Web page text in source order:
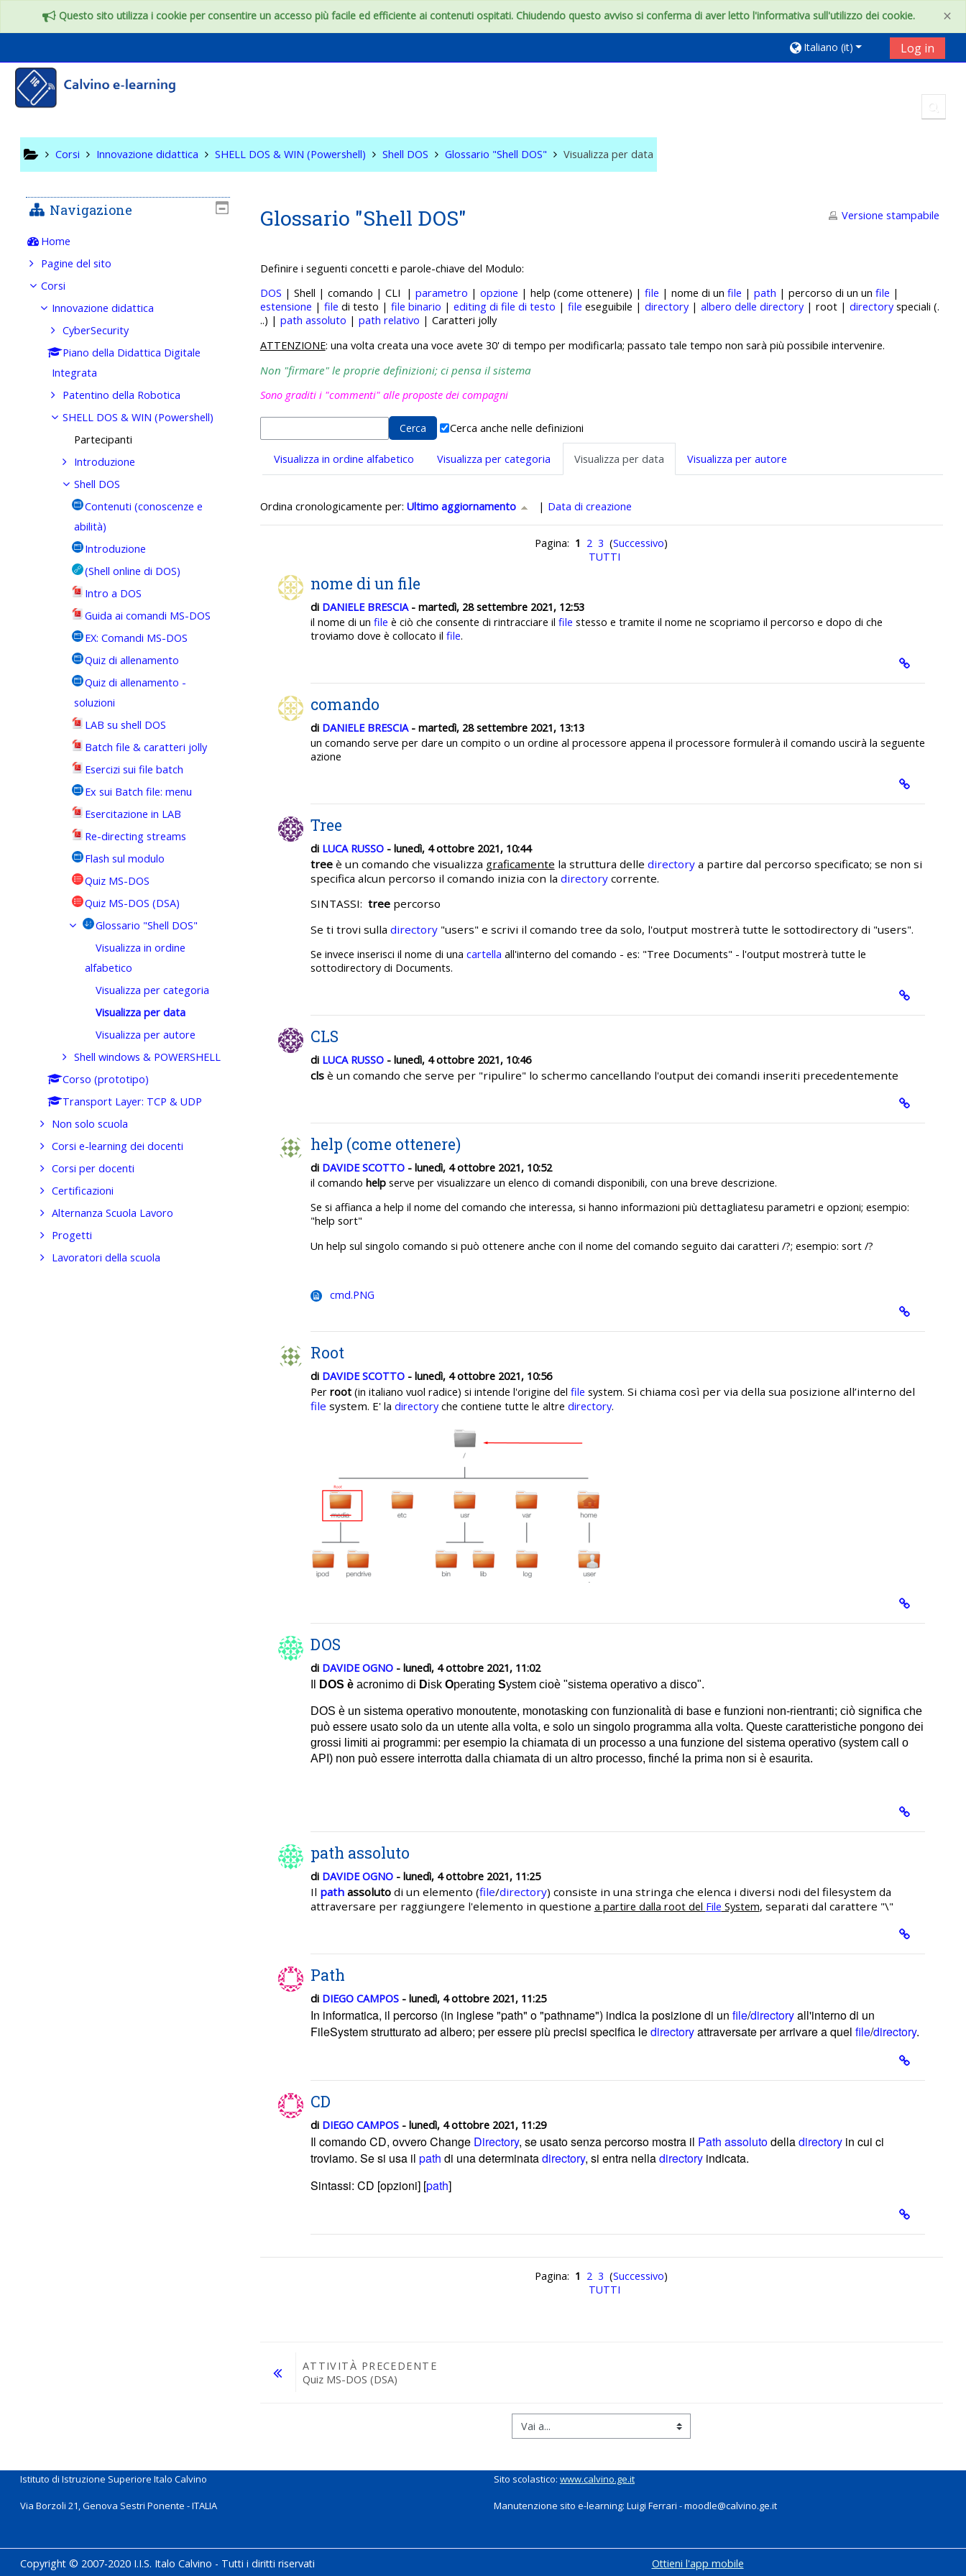
×
Questo sito utilizza i cookie per consentire un accesso più facile ed efficiente ai contenuti ospitati. Chiudendo questo avviso si conferma di aver letto l'informativa sull'utilizzo dei cookie.
Italiano ‎(it)‎ Log in
Corsi Innovazione didattica SHELL DOS & WIN (Powershell) Shell DOS Glossario "Shell DOS" Visualizza per data
Glossario "Shell DOS" Versione stampabile
Definire i seguenti concetti e parole-chiave del Modulo:
DOS | Shell | comando | CLI | parametro | opzione | help (come ottenere) | file | nome di un file | path | percorso di un un file |
estensione | file di testo | file binario | editing di file di testo | file eseguibile | directory| albero delle directory| root | directoryspeciali (.
..) | path assoluto | path relativo | Caratteri jolly
ATTENZIONE: una volta creata una voce avete 30' di tempo per modificarla; passato tale tempo non sarà più possibile intervenire.
Non "firmare" le proprie definizioni; ci pensa il sistema
Sono graditi i "commenti" alle proposte dei compagni
Cerca anche nelle definizioni
Visualizza in ordine alfabetico Visualizza per categoria Visualizza per data Visualizza per autore
Ordinato per Ultimo aggiornamento crescente
Ordina cronologicamente per: Ultimo aggiornamento | Data di creazione
Pagina: 1 2 3 (Successivo)
TUTTI
nome di un file
di DANIELE BRESCIA- martedì, 28 settembre 2021, 12:53
il nome di un file è ciò che consente di rintracciare il file stesso e tramite il nome ne scopriamo il percorso e dopo di che
troviamo dove è collocato il file.
comando
di DANIELE BRESCIA- martedì, 28 settembre 2021, 13:13
un comando serve per dare un compito o un ordine al processore appena il processore formulerà il comando uscirà la seguente
azione
Tree
di LUCA RUSSO- lunedì, 4 ottobre 2021, 10:44
treeè un comando che visualizza graficamente la struttura delle directorya partire dal percorso specificato; se non si
specifica alcun percorso il comando inizia con la directorycorrente.
SINTASSI: tree percorso
Se ti trovi sulla directory"users" e scrivi il comando tree da solo, l'output mostrerà tutte le sottodirectory di "users".
Se invece inserisci il nome di una cartella all'interno del comando - es: "Tree Documents" - l'output mostrerà tutte le
sottodirectory di Documents.
CLS
di LUCA RUSSO- lunedì, 4 ottobre 2021, 10:46
cls è un comando che serve per "ripulire" lo schermo cancellando l'output dei comandi inseriti precedentemente
help (come ottenere)
di DAVIDE SCOTTO- lunedì, 4 ottobre 2021, 10:52
il comando helpserve per visualizzare un elenco di comandi disponibili, con una breve descrizione.
Se si affianca a help il nome del comando che interessa, si hanno informazioni più dettagliatesu parametri e opzioni; esempio:
"help sort"
Un help sul singolo comando si può ottenere anche con il nome del comando seguito dai caratteri /?; esempio: sort /?
cmd.PNG
Root
di DAVIDE SCOTTO- lunedì, 4 ottobre 2021, 10:56
Per root(in italiano vuol radice) si intende l'origine del file system. Si chiama così per via della sua posizione all’interno del
file system. E' la directoryche contiene tutte le altre directory.
DOS
di DAVIDE OGNO- lunedì, 4 ottobre 2021, 11:02
DOS èacronimo di Disk Operating System cioè "sistema operativo a disco".
DOS è un sistema operativo monoutente, monotasking con funzionalità di base e funzioni non-rientranti; ciò significa che
può essere usato solo da un utente alla volta, e solo un singolo programma alla volta. Queste caratteristiche pongono dei
grossi limiti ai programmi: per esempio la chiamata di un processo a una funzione del sistema operativo (system call o
API) non può essere interrotta dalla chiamata di un altro processo, finché la prima non si è esaurita.
path assoluto
di DAVIDE OGNO- lunedì, 4 ottobre 2021, 11:25
Il path assolutodi un elemento (file/directory) consiste in una stringa che elenca i diversi nodi del filesystem da
attraversare per raggiungere l'elemento in questione a partire dalla root del File System, separati dal carattere "\"
Path
di DIEGO CAMPOS- lunedì, 4 ottobre 2021, 11:25
In informatica, il percorso (in inglese "path" o "pathname") indica la posizione di un file/directoryall'interno di un
FileSystem strutturato ad albero; per essere più precisi specifica ledirectoryattraversate per arrivare a quel file/directory.
CD
di DIEGO CAMPOS- lunedì, 4 ottobre 2021, 11:29
Il comando CD, ovvero Change Directory, se usato senza percorso mostra il Path assolutodelladirectoryin cui ci
troviamo. Sesi usa il path di una determinatadirectory, si entra nelladirectoryindicata.
Sintassi: CD [opzioni] [path]
Pagina: 1 2 3 (Successivo)
TUTTI
ATTIVITÀ PRECEDENTE
Quiz MS-DOS (DSA)
Navigazione
Home
Pagine del sito
Corsi
Innovazione didattica
CyberSecurity
Piano della Didattica Digitale
Integrata
Patentino della Robotica
SHELL DOS & WIN (Powershell)
Partecipanti
Introduzione
Shell DOS
Contenuti (conoscenze e
abilità)
Introduzione
(Shell online di DOS)
Intro a DOS
Guida ai comandi MS-DOS
EX: Comandi MS-DOS
Quiz di allenamento
Quiz di allenamento -
soluzioni
LAB su shell DOS
Batch file & caratteri jolly
Esercizi sui file batch
Ex sui Batch file: menu
Esercitazione in LAB
Re-directing streams
Flash sul modulo
Quiz MS-DOS
Quiz MS-DOS (DSA)
Glossario "Shell DOS"
Visualizza in ordine
alfabetico
Visualizza per categoria
Visualizza per data
Visualizza per autore
Shell windows & POWERSHELL
Corso (prototipo)
Transport Layer: TCP & UDP
Non solo scuola
Corsi e-learning dei docenti
Corsi per docenti
Certificazioni
Alternanza Scuola Lavoro
Progetti
Lavoratori della scuola
Istituto di Istruzione Superiore Italo Calvino
Via Borzoli 21, Genova Sestri Ponente - ITALIA
Sito scolastico: www.calvino.ge.it
Manutenzione sito e-learning: Luigi Ferrari - moodle@calvino.ge.it
Copyright © 2007-2020 I.I.S. Italo Calvino - Tutti i diritti riservati Ottieni l'app mobile